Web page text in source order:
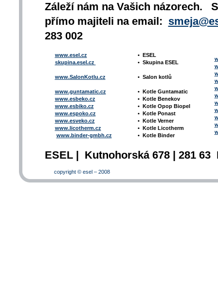
Záleží nám na Vašich názorech.
přímo majiteli na email:
283 002
www.esel.cz
skupina.esel.cz
www.SalonKotlu.cz
www.guntamatic.cz
www.esbeko.cz
www.esbiko.cz
www.espoko.cz
www.esveko.cz
www.licotherm.cz
www.binder-gmbh.cz
• ESEL
• Skupina ESEL
• Salon kotlů
• Kotle Guntamatic
• Kotle Benekov
• Kotle Opop Biopel
• Kotle Ponast
• Kotle Verner
• Kotle Licotherm
• Kotle Binder
ESEL | Kutnohorská 678 | 281
copyright © esel – 2008